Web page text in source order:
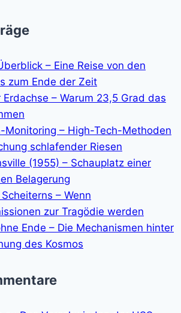
– Eine Reise von den
zum Ende der Zeit
– Warum 23,5 Grad das
Monitoring – High-Tech-Methoden
schlafender Riesen
(1955) – Schauplatz einer
Belagerung
– Wenn
zur Tragödie werden
Ende – Die Mechanismen hinter
des Kosmos